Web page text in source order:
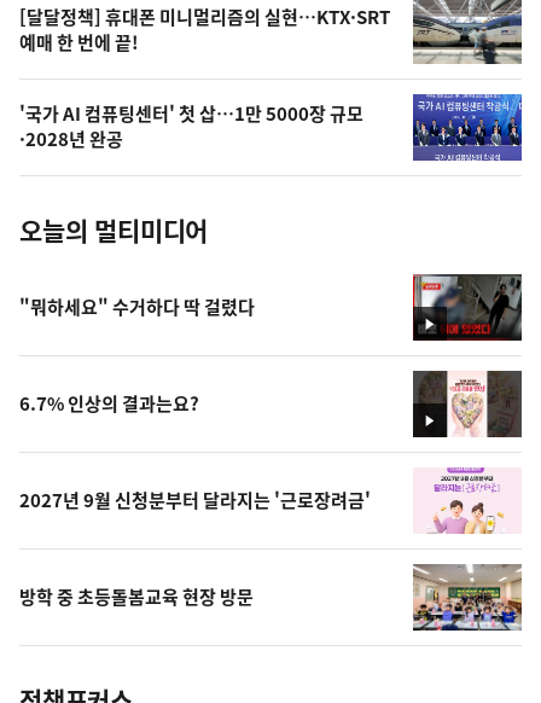
오
늘
의
사
진
[달달정책] 휴대폰 미니멀리즘의 실현…KTX·SRT
예매 한 번에 끝!
'국가 AI 컴퓨팅센터' 첫 삽…1만 5000장 규모
·2028년 완공
오늘의 멀티미디어
영
상
"뭐하세요" 수거하다 딱 걸렸다
영
상
6.7% 인상의 결과는요?
2027년 9월 신청분부터 달라지는 '근로장려금'
방학 중 초등돌봄교육 현장 방문